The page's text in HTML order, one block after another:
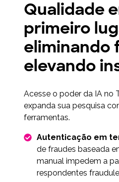
Qualidade
primeiro
eliminando
elevando
Acesse o poder da IA no
expanda sua pesquisa
ferramentas.
Autenticação em
de fraudes baseada
manual impedem a
respondentes